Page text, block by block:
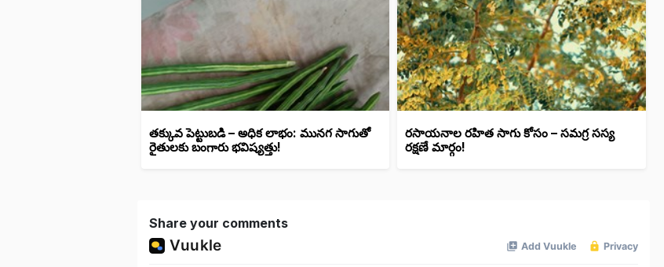
తక్కువ పెట్టుబడి – అధిక లాభం: మునగ సాగుతో
రైతులకు బంగారు భవిష్యత్తు!
రసాయనాల రహిత సాగు కోసం – సమగ్ర సస్య
రక్షణే మార్గం!
Share your comments